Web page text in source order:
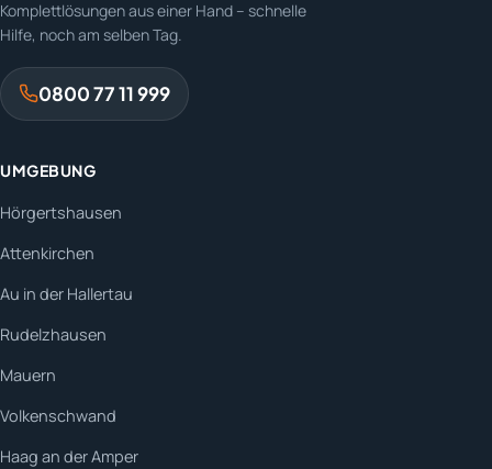
Komplettlösungen aus einer Hand – schnelle
Hilfe, noch am selben Tag.
0800 77 11 999
UMGEBUNG
Hörgertshausen
Attenkirchen
Au in der Hallertau
Rudelzhausen
Mauern
Volkenschwand
Haag an der Amper